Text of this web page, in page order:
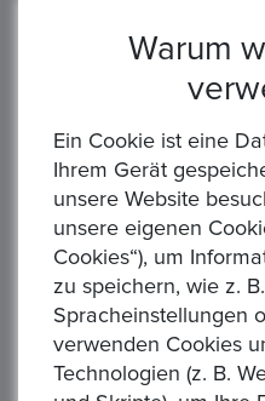
Art des Verkäufers :
Zahlung :,
AGB/Datenschutz :
Hinweise Allgeme ...
Read
Warum
Ein Cookie ist eine
Ihrem Gerät
unsere Website
unsere eigenen
Cookies“), um
zu speichern, wie z.
Spracheinstellungen
verwenden Cookies
Technologien (z. B.